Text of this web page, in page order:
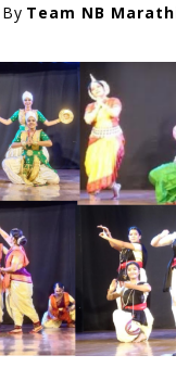
By Team NB